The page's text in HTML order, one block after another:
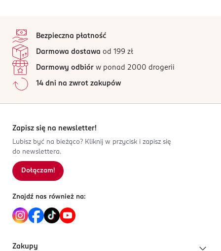
Bezpieczna płatność
Darmowa dostawa od 199 zł
Darmowy odbiór w ponad 2000 drogerii
14 dni na zwrot zakupów
Zapisz się na newsletter!
Lubisz być na bieżąco? Kliknij w przycisk i zapisz się
do newslettera.
Dołączam!
Znajdź nas również na:
Zakupy